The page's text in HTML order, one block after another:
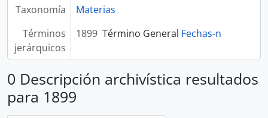
Taxonomía
Materias
Términos
jerárquicos
1899 Término General Fechas-n
0 Descripción archivística resultados
para 1899